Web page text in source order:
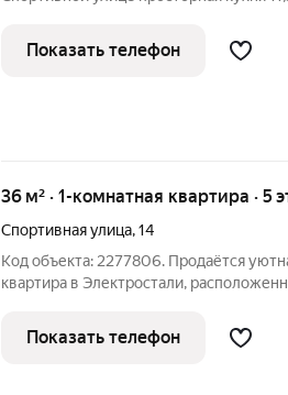
минут. Утром на кухне достаточно
рабочего уголка,
Показать телефон
36 м² · 1-комнатная квартира · 5
Спортивная улица,14
Код объекта: 2277806. Продаётся
квартира в Электростали,
практичность. Квартира находится на
кирпичного дома 1978
Показать телефон